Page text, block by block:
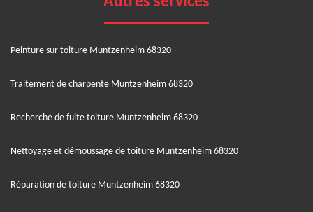
Peinture sur toiture Muntzenheim 68320
Traitement de charpente Muntzenheim 68320
Recherche de fuite toiture Muntzenheim 68320
Nettoyage et démoussage de toiture Muntzenheim 68320
Réparation de toiture Muntzenheim 68320